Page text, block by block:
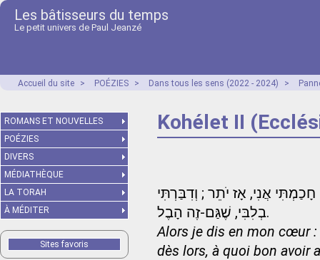
Les bâtisseurs du temps
Le petit univers de Paul Jeanzé
Accueil du site > POÉZIES > Dans tous les sens (2022 - 2024) >
Kohélet II
אֲנִי, אָז יֹתֵר ; וְדִבַּרְתִּי
בְלִבִּי, שֶׁגַּם-זֶה הָבֶל.
Alors je dis en mon cœur :
dès lors, à quoi bon avoir
ROMANS ET NOUVELLES
POÉZIES
DIVERS
MÉDIATHÈQUE
LA TORAH
À MÉDITER
Sites favoris